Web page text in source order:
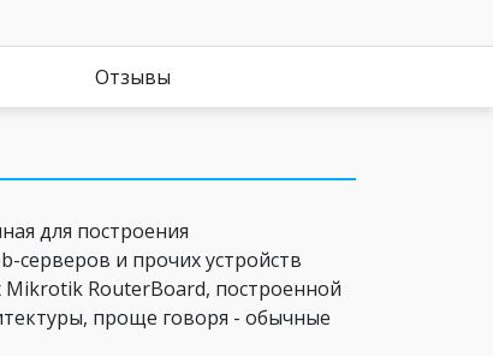
Отзывы
для построения
и прочих устройств
RouterBoard, построенной
проще говоря - обычные